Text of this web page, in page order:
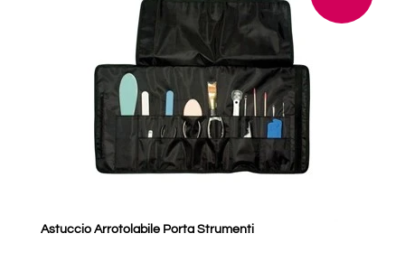
Astuccio Arrotolabile Porta Strumenti